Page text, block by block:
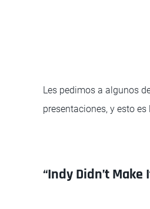
Les pedimos a algunos
presentaciones, y esto
“Indy Didn’t Make